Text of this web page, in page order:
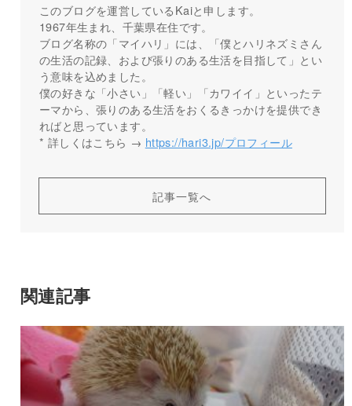
このブログを運営しているKaiと申します。
1967年生まれ、千葉県在住です。
ブログ名称の「マイハリ」には、「僕とハリネズミさん
の生活の記録、および張りのある生活を目指して」とい
う意味を込めました。
僕の好きな「小さい」「軽い」「カワイイ」といったテ
ーマから、張りのある生活をおくるきっかけを提供でき
ればと思っています。
* 詳しくはこちら → https://hari3.jp/プロフィール
記事一覧へ
関連記事